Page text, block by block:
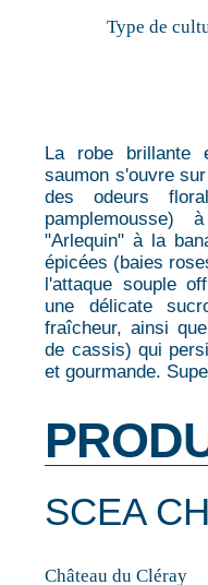
Type de
La robe brillante
saumon s'ouvre
des odeurs
"Arlequin" à la
épicées (baies
l'attaque souple
une délicate
fraîcheur, ainsi
de cassis) qui
et gourmande.
SCEA
Château du Cléray